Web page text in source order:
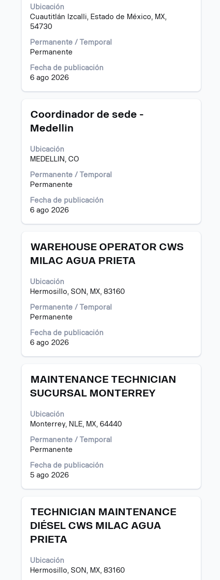
Ubicación
Cuautitlán Izcalli, Estado de México, MX,
54730
Permanente / Temporal
Permanente
Fecha de publicación
6 ago 2026
ver
el
contenido
de
la
información
del
puesto.
Título
Coordinador de sede -
Medellin
Ubicación
MEDELLIN, CO
Permanente / Temporal
Permanente
Fecha de publicación
6 ago 2026
Utilice
barra
para
ver
el
contenido
de
la
Título
WAREHOUSE OPERATOR CWS
MILAC AGUA PRIETA
Ubicación
Hermosillo, SON, MX, 83160
Permanente / Temporal
Permanente
Fecha de publicación
6 ago 2026
Utilice
barra
para
ver
el
contenido
de
la
Título
MAINTENANCE TECHNICIAN
SUCURSAL MONTERREY
Ubicación
Monterrey, NLE, MX, 64440
Permanente / Temporal
Permanente
Fecha de publicación
5 ago 2026
Utilice
barra
para
ver
el
contenido
de
la
Título
TECHNICIAN MAINTENANCE
DIÉSEL CWS MILAC AGUA
PRIETA
Ubicación
Hermosillo, SON, MX, 83160
Utilice
barra
espaciadora
ver
el